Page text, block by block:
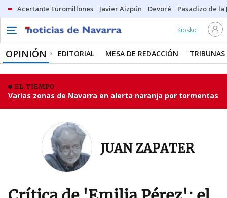
Acertante Euromillones Javier Aizpún Devoré Pasadizo de la
Kiosko
OPINIÓN EDITORIAL MESA DE REDACCIÓN TRIBUNAS
EL TIEMPO
Varias zonas de Navarra en alerta naranja por tormentas
JUAN ZAPATER